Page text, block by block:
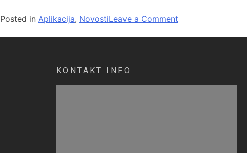
Posted in Aplikacija, NovostiLeave a Comment
KONTAKT INFO